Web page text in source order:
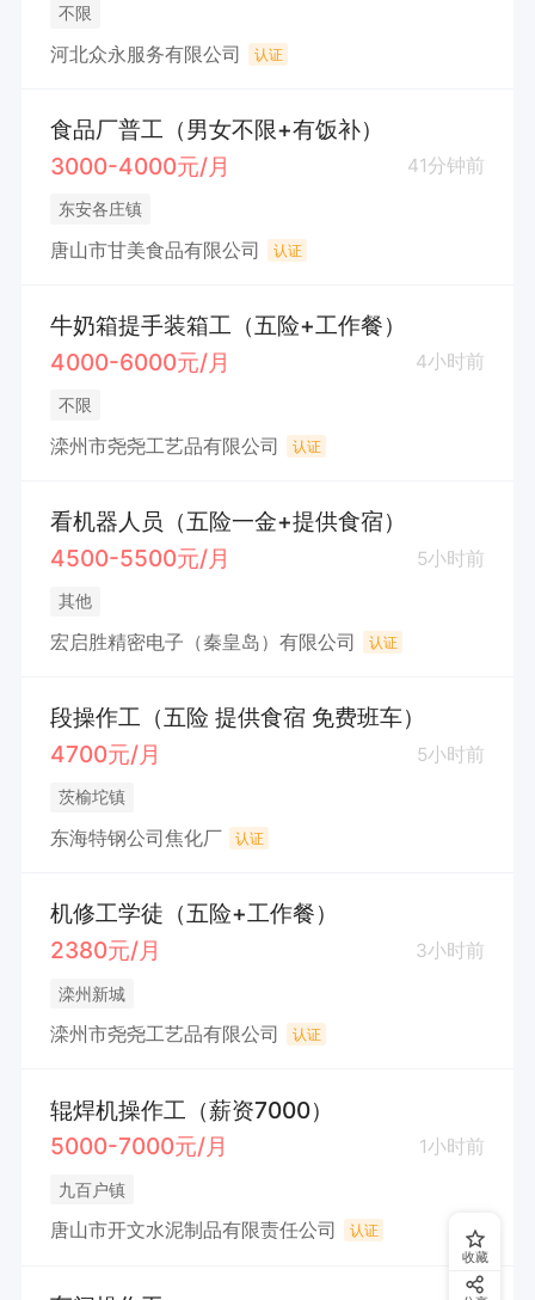
不限
河北众永服务有限公司 认证
食品厂普工（男女不限+有饭补）
3000-4000元/月
41分钟前
东安各庄镇
唐山市甘美食品有限公司 认证
牛奶箱提手装箱工（五险+工作餐）
4000-6000元/月
4小时前
不限
滦州市尧尧工艺品有限公司 认证
看机器人员（五险一金+提供食宿）
4500-5500元/月
5小时前
其他
宏启胜精密电子（秦皇岛）有限公司 认证
段操作工（五险 提供食宿 免费班车）
4700元/月
5小时前
茨榆坨镇
东海特钢公司焦化厂 认证
机修工学徒（五险+工作餐）
2380元/月
3小时前
滦州新城
滦州市尧尧工艺品有限公司 认证
辊焊机操作工（薪资7000）
5000-7000元/月
1小时前
九百户镇
唐山市开文水泥制品有限责任公司 认证
收藏